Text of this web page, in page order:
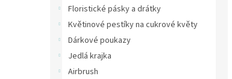
Floristické pásky a drátky
Květinové pestíky na cukrové květy
Dárkové poukazy
Jedlá krajka
Airbrush